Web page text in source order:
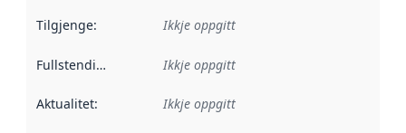
Tilgjenge: Ikkje oppgitt
Fullstendigheit Ikkje oppgitt
Aktualitet: Ikkje oppgitt